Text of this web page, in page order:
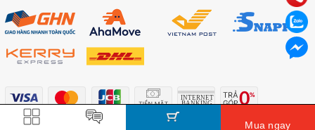
Mua ngay